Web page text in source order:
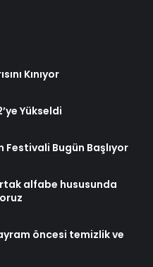
Kınıyor
Yükseldi
Festivali Bugün Başlıyor
alfabe hususunda
öncesi temizlik ve